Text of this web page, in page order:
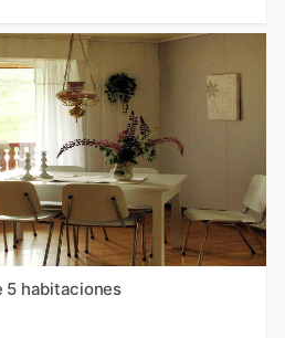
5 habitaciones